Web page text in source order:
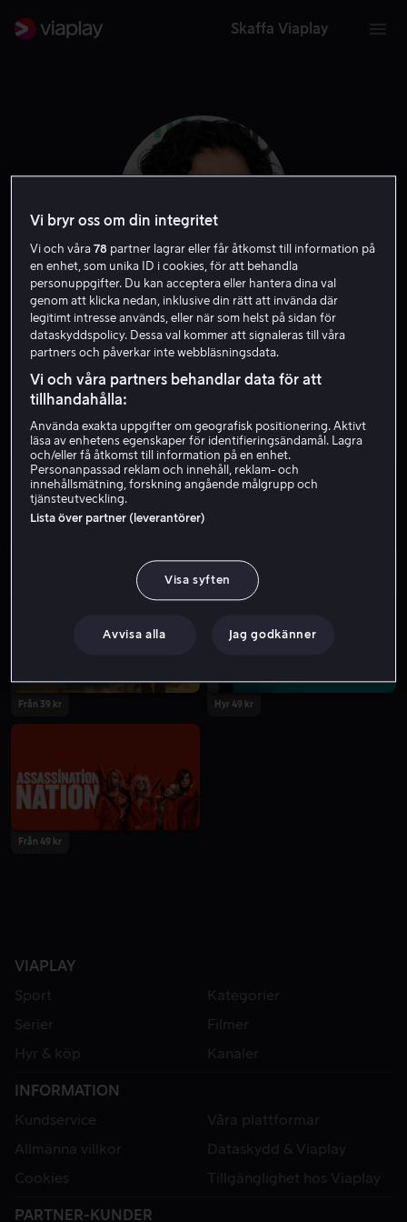
Skaffa Viaplay
Danny Ramirez
Skådespelare Gäst
Från 49 kr
Från 39 kr Hyr 49 kr
Från 49 kr
VIAPLAY
Sport
Kategorier
Serier
Filmer
Hyr & köp
Kanaler
INFORMATION
Kundservice
Våra plattformar
Allmänna villkor
Dataskydd & Viaplay
Cookies
Tillgänglighet hos Viaplay
PARTNER-KUNDER
Vi bryr oss om din integritet
Vi och våra78 partner lagrar eller får åtkomst till information på
en enhet, som unika ID i cookies, för att behandla
personuppgifter. Du kan acceptera eller hantera dina val
genom att klicka nedan, inklusive din rätt att invända där
legitimt intresse används, eller när som helst på sidan för
dataskyddspolicy. Dessa val kommer att signaleras till våra
partners och påverkar inte webbläsningsdata.
Vi och våra partners behandlar data för att
tillhandahålla:
Använda exakta uppgifter om geografisk positionering. Aktivt
läsa av enhetens egenskaper för identifieringsändamål. Lagra
och/eller få åtkomst till information på en enhet.
Personanpassad reklam och innehåll, reklam- och
innehållsmätning, forskning angående målgrupp och
tjänsteutveckling.
Lista över partner (leverantörer)
Visa syften
Avvisa alla Jag godkänner